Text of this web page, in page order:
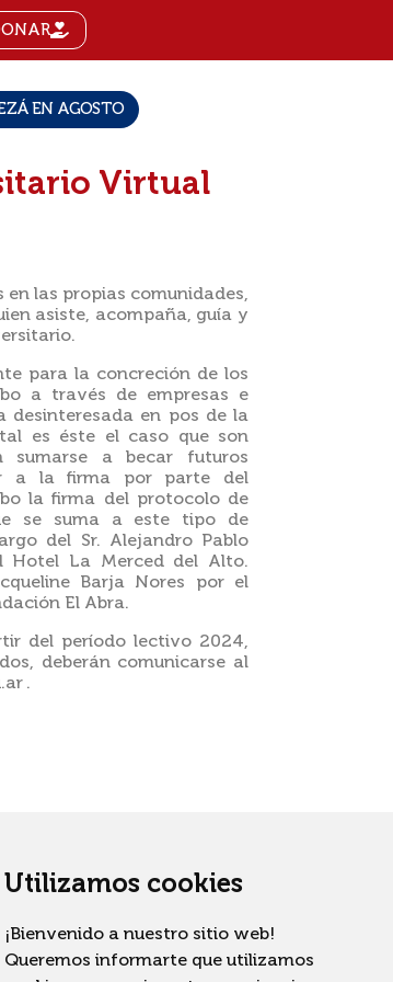
Utilizamos cookies
¡Bienvenido a nuestro sitio web!
Queremos informarte que utilizamos
EN AGOSTO
Virtual
en las propias comunidades,
asiste, acompaña, guía y
para la concreción de los
a través de empresas e
desinteresada en pos de la
es éste el caso que son
sumarse a becar futuros
a la firma por parte del
la firma del protocolo de
se suma a este tipo de
del Sr. Alejandro Pablo
Hotel La Merced del Alto.
Barja Nores por el
El Abra.
del período lectivo 2024,
deberán comunicarse al
.